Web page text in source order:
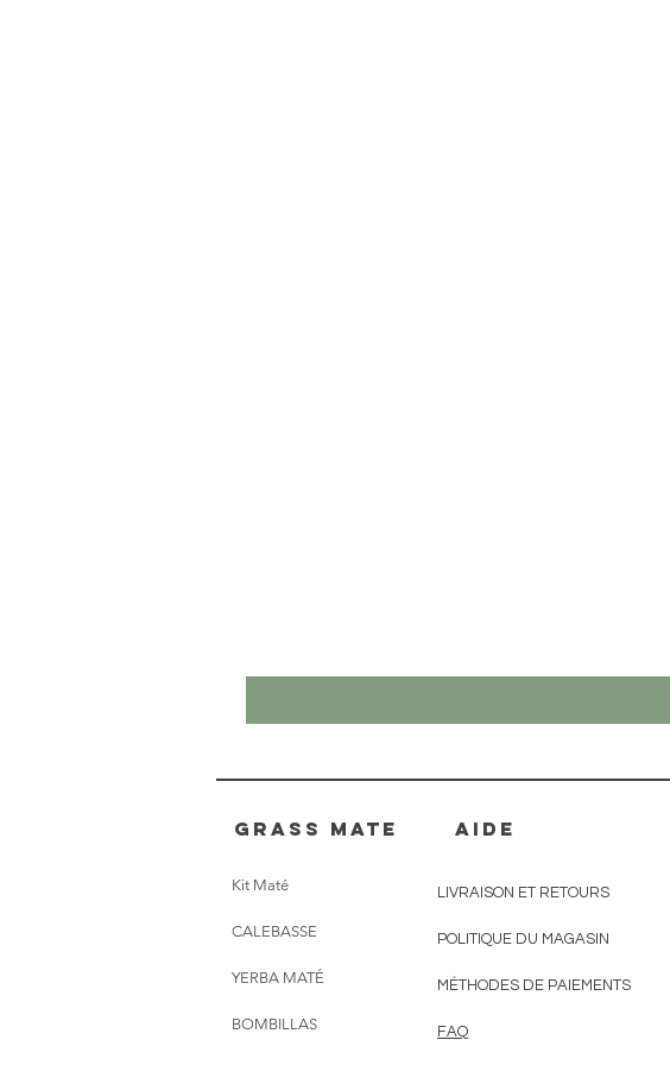
Grass mate
Kit Maté
CALEBASSE
YERBA MATÉ
BOMBILLAS
AIDE
LIVRAISON ET RETOURS
POLITIQUE DU MAGASIN
MÉTHODES DE PAIEMENTS
FAQ